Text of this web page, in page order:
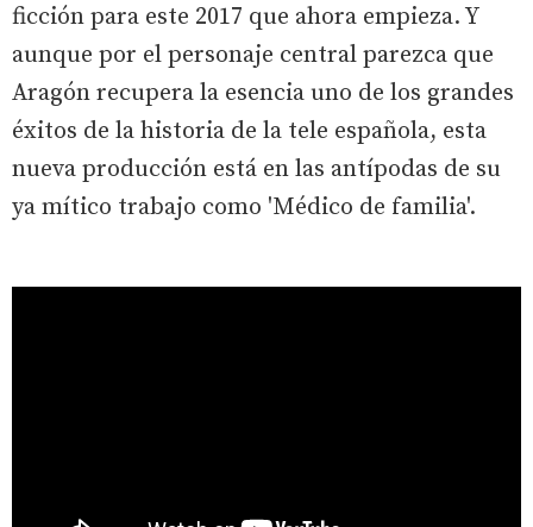
ficción para este 2017 que ahora empieza. Y
aunque por el personaje central parezca que
Aragón recupera la esencia uno de los grandes
éxitos de la historia de la tele española, esta
nueva producción está en las antípodas de su
ya mítico trabajo como 'Médico de familia'.